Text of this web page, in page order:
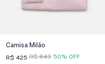
Camisa Milão
R$ 425 50% OFF
R$ 849